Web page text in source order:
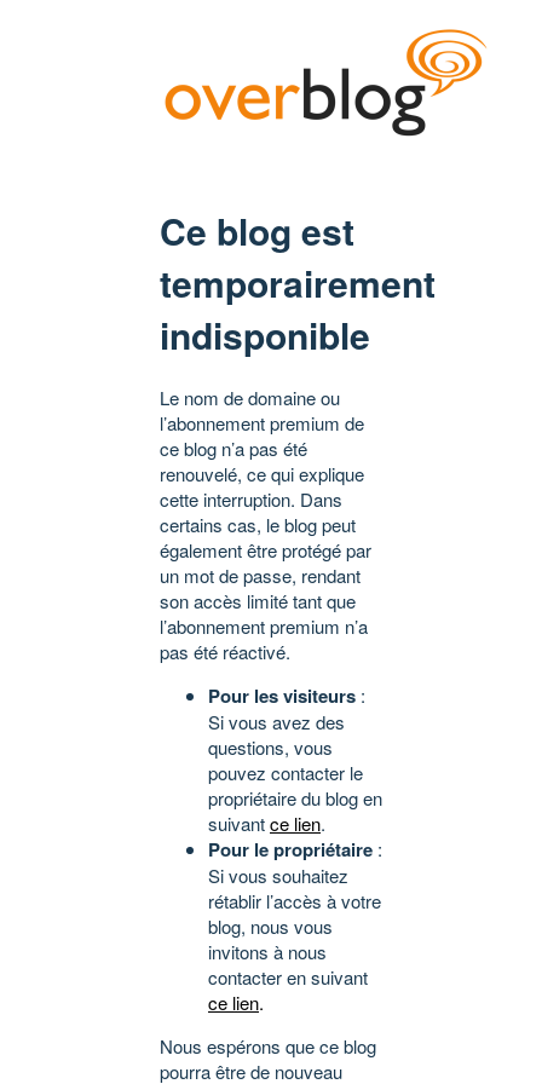
Ce blog est
temporairement
indisponible
Le nom de domaine ou
l’abonnement premium de
ce blog n’a pas été
renouvelé, ce qui explique
cette interruption. Dans
certains cas, le blog peut
également être protégé par
un mot de passe, rendant
son accès limité tant que
l’abonnement premium n’a
pas été réactivé.
Pour les visiteurs :
Si vous avez des
questions, vous
pouvez contacter le
propriétaire du blog en
suivantce lien.
Pour le propriétaire :
Si vous souhaitez
rétablir l’accès à votre
blog, nous vous
invitons à nous
contacter en suivant
ce lien.
Nous espérons que ce blog
pourra être de nouveau